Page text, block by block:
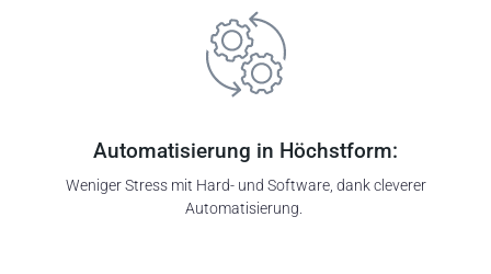
Automatisierung in Höchstform:
Weniger Stress mit Hard- und Software, dank cleverer
Automatisierung.